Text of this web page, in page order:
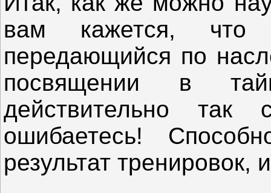
вам кажется, что
передающийся по
посвящении в
действительно так
ошибаетесь!
результат тренировок,